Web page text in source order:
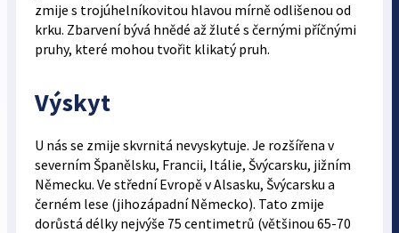
zmije s trojúhelníkovitou hlavou mírně odlišenou od
krku. Zbarvení bývá hnědé až žluté s černými příčnými
pruhy, které mohou tvořit klikatý pruh.
Výskyt
U nás se zmije skvrnitá nevyskytuje. Je rozšířena v
severním Španělsku, Francii, Itálie, Švýcarsku, jižním
Německu. Ve střední Evropě v Alsasku, Švýcarsku a
černém lese (jihozápadní Německo). Tato zmije
dorůstá délky nejvýše 75 centimetrů (většinou 65-70